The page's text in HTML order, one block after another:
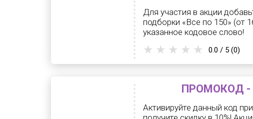
Для участия в акции
подборки «Все по 150» (от
указанное кодовое слово!
0.0 / 5 (0)
ПРОМОКОД -
Активируйте данный код